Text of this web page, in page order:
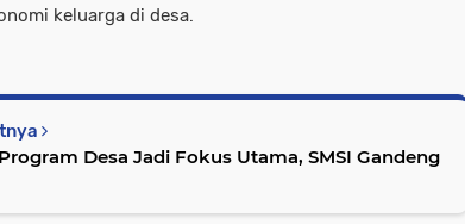
keluarga di desa.
Desa Jadi Fokus Utama, SMSI Gandeng